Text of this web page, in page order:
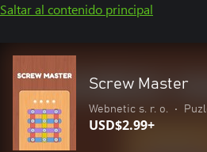
Saltar al contenido principal
Screw Master
Webnetic s. r. o. •
USD$2.99+